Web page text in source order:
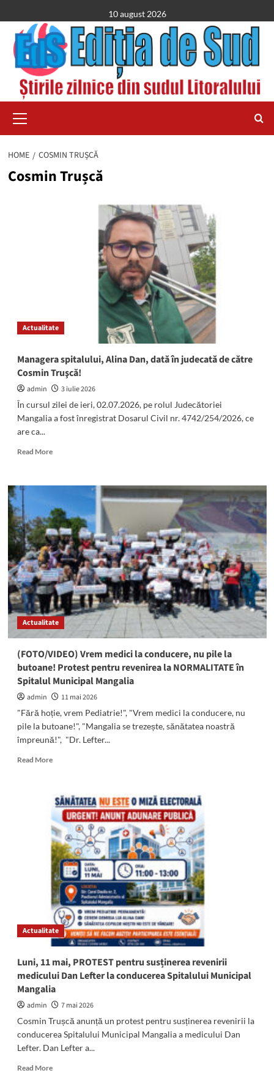
to
content
10 august 2026
Menu
HOME COSMIN TRUȘCĂ
Cosmin Trușcă
Actualitate
Managera spitalului, Alina Dan, dată în judecată de către
Cosmin Truşcă!
admin
3 iulie 2026
În cursul zilei de ieri, 02.07.2026, pe rolul Judecătoriei
Mangalia a fost înregistrat Dosarul Civil nr. 4742/254/2026, ce
are ca...
Read MoreRead
Managera
Alina
Dan,
dată
în
judecată
de
către
Cosmin
Truşcă!
Actualitate
(FOTO/VIDEO) Vrem medici la conducere, nu pile la
butoane! Protest pentru revenirea la NORMALITATE în
Spitalul Municipal Mangalia
admin
11 mai 2026
"Fără hoție, vrem Pediatrie!", "Vrem medici la conducere, nu
pile la butoane!", "Mangalia se trezește, sănătatea noastră
împreună!", "Dr. Lefter...
Read MoreRead
(FOTO/VIDEO)
Vrem
medici
la
conducere,
nu
pile
la
butoane!
Protest
pentru
revenirea
la
NORMALITATE
Spitalul
Municipal
Mangalia
Actualitate
Luni, 11 mai, PROTEST pentru susținerea revenirii
medicului Dan Lefter la conducerea Spitalului Municipal
Mangalia
admin
7 mai 2026
Cosmin Trușcă anunță un protest pentru susținerea revenirii la
conducerea Spitalului Municipal Mangalia a medicului Dan
Lefter. Dan Lefter a...
Read MoreRead